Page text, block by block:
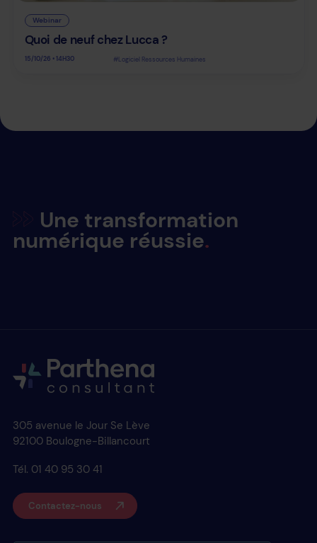
Webinar
Quoi de neuf chez Lucca ?
15/10/26 • 14H30 #Logiciel Ressources Humaines
Une transformation
numérique réussie
305 avenue le Jour Se Lève
92100 Boulogne-Billancourt
Tél. 01 40 95 30 41
Contactez-nous